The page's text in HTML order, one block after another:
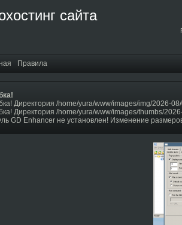
сайта
Правила
Директория /home/yura/www/images/img/2026-
Директория /home/yura/www/images/thumbs/
GD Enhancer не установлен! Изменение